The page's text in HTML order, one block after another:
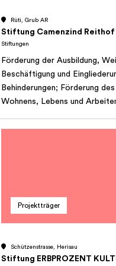
Rüti, Grub AR
Stiftung Camenzind Reithof
Stiftungen
Förderung der Ausbildung,
Beschäftigung und
Behinderungen; Förderung
Wohnens, Lebens und
therapeutischen Reitens zur
Projektträger
Schützenstrasse, Herisau
Stiftung ERBPROZENT